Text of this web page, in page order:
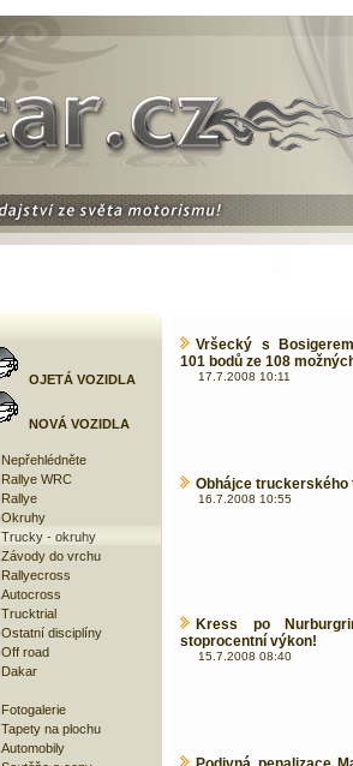
OJETÁ VOZIDLA
NOVÁ VOZIDLA
Nepřehlédněte
Rallye WRC
Rallye
Okruhy
Trucky - okruhy
Závody do vrchu
Rallyecross
Autocross
Trucktrial
Ostatní disciplíny
Off road
Dakar
Fotogalerie
Tapety na plochu
Automobily
Vršecký s
101 bodů ze 108
17.7.2008 10:11
Obhájce
16.7.2008 10:55
Kress po
stoprocentní výkon!
15.7.2008 08:40